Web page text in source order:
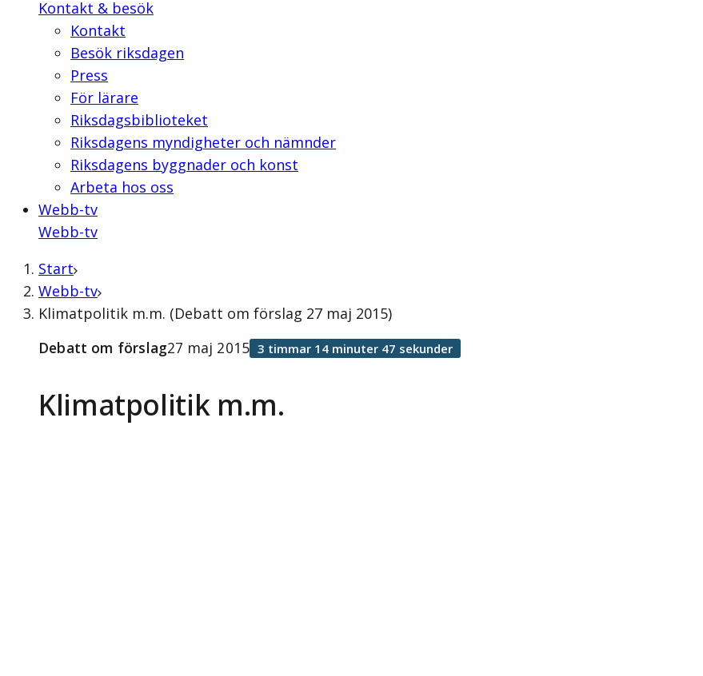
Kontakt & besök
Kontakt
Besök riksdagen
Press
För lärare
Riksdagsbiblioteket
Riksdagens myndigheter och nämnder
Riksdagens byggnader och konst
Arbeta hos oss
Webb-tv
Webb-tv
Start
Webb-tv
Klimatpolitik m.m. (Debatt om förslag 27 maj 2015)
Klimatpolitik m.m.
Debatt om förslag27 maj 2015 3 timmar 14 minuter 47 sekunder